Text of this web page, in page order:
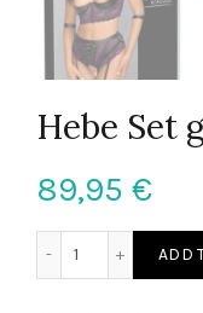
Hebe Set
89,95 €
Hebe Set
ADD